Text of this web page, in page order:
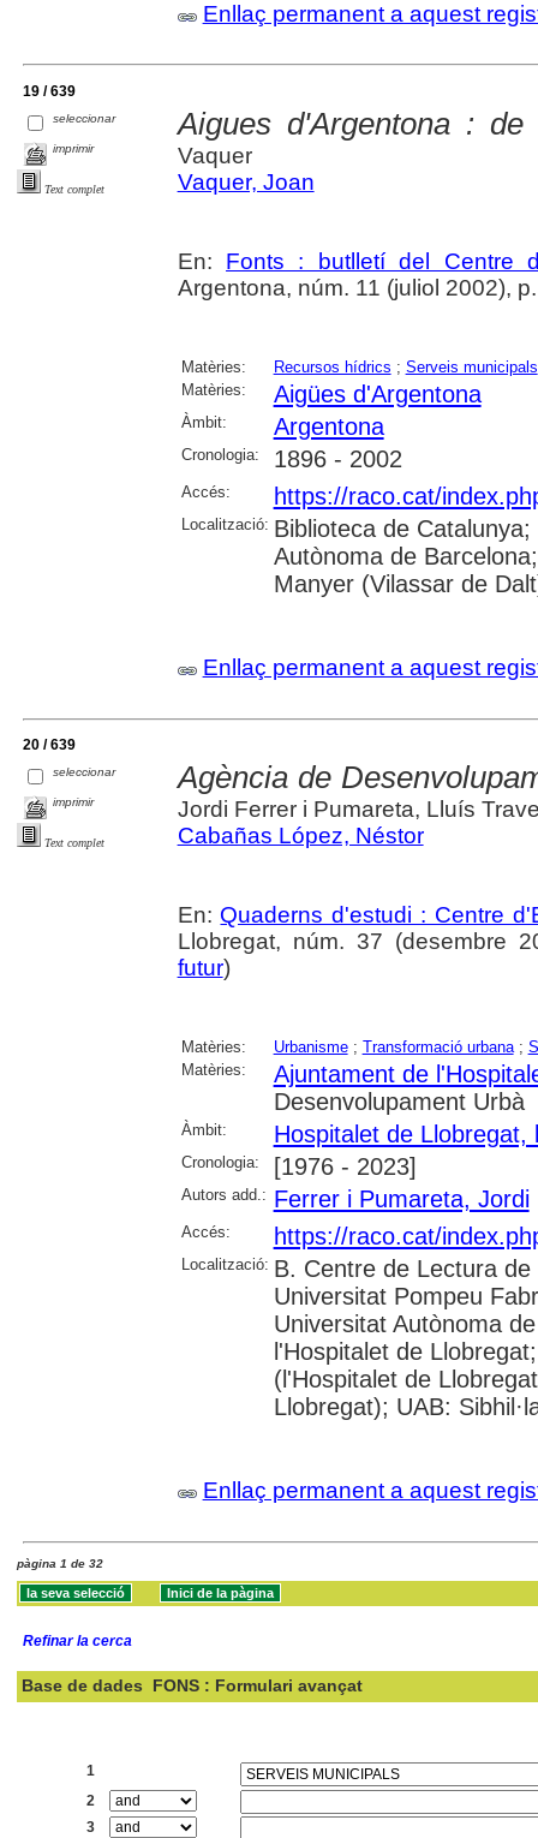
Enllaç permanent a aquest
19 / 639
seleccionar
imprimir
Text complet
Aigues d'Argentona :
Vaquer
Vaquer, Joan
En: Fonts : butlletí del Centre
Argentona, núm. 11 (juliol 2002),
Matèries: Recursos hídrics ; Serveis municipals
Matèries:
Aigües d'Argentona
Àmbit: Argentona
Cronologia: 1896 - 2002
Accés: https://raco.cat/
Localització: Biblioteca de
Autònoma de
Manyer (Vilassar de
Enllaç permanent a aquest
20 / 639
seleccionar
imprimir
Text complet
Agència de
Jordi Ferrer i Pumareta, Lluís
Cabañas López, Néstor
En: Quaderns d'estudi : Centre
Llobregat, núm. 37 (desembre
futur)
Matèries: Urbanisme; Transformació urbana;
Matèries:
Ajuntament de
Desenvolupament Urbà
Àmbit: Hospitalet de Llobregat,
Cronologia: [1976 - 2023]
Autors add.: Ferrer i Pumareta, Jordi
Accés: https://raco.cat/
Localització: B. Centre de Lectura
Universitat Pompeu
Universitat Autònoma
l'Hospitalet de
(l'Hospitalet de
Llobregat); UAB:
Enllaç permanent a aquest
pàgina 1 de 32
Refinar la cerca
Base de dades FONS : Formulari avançat
1
2
3